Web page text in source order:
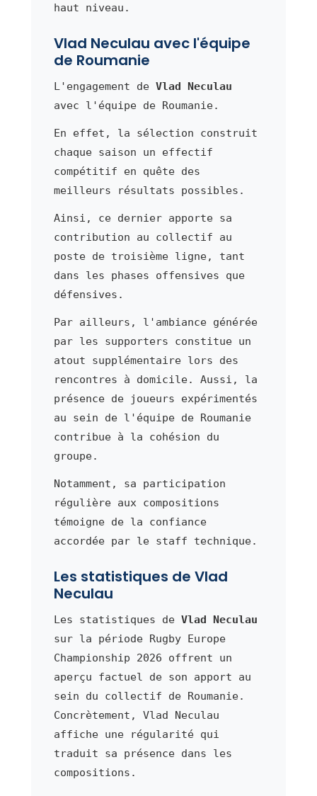
haut niveau.
Vlad Neculau avec l'équipe
de Roumanie
L'engagement de Vlad Neculau
avec l'équipe de Roumanie.
En effet, la sélection construit
chaque saison un effectif
compétitif en quête des
meilleurs résultats possibles.
Ainsi, ce dernier apporte sa
contribution au collectif au
poste de troisième ligne, tant
dans les phases offensives que
défensives.
Par ailleurs, l'ambiance générée
par les supporters constitue un
atout supplémentaire lors des
rencontres à domicile. Aussi, la
présence de joueurs expérimentés
au sein de l'équipe de Roumanie
contribue à la cohésion du
groupe.
Notamment, sa participation
régulière aux compositions
témoigne de la confiance
accordée par le staff technique.
Les statistiques de Vlad
Neculau
Les statistiques de Vlad Neculau
sur la période Rugby Europe
Championship 2026 offrent un
aperçu factuel de son apport au
sein du collectif de Roumanie.
Concrètement, Vlad Neculau
affiche une régularité qui
traduit sa présence dans les
compositions.